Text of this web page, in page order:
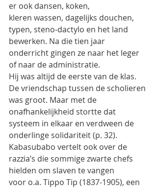
er ook dansen, koken,
kleren wassen, dagelijks douchen,
typen, steno-dactylo en het land
bewerken. Na die tien jaar
onderricht gingen ze naar het leger
of naar de administratie.
Hij was altijd de eerste van de klas.
De vriendschap tussen de scholieren
was groot. Maar met de
onafhankelijkheid stortte dat
systeem in elkaar en verdween de
onderlinge solidariteit (p. 32).
Kabasubabo vertelt ook over de
razzia’s die sommige zwarte chefs
hielden om slaven te vangen
voor o.a. Tippo Tip (1837-1905), een